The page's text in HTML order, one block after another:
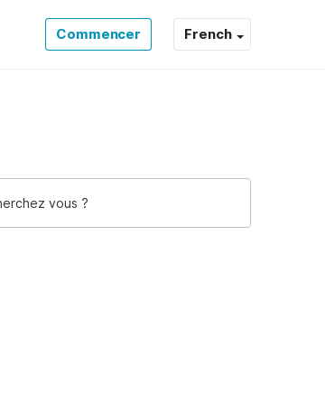
Commencer French